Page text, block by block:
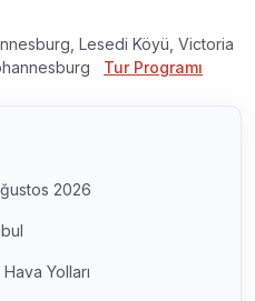
Lesedi Köyü, Victoria
Tur Programı
2026
Yolları